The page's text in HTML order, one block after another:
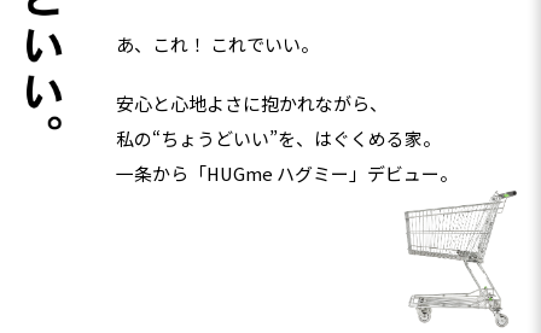
あ、これ！ これでいい。
安心と心地よさに抱かれながら、
私の“ちょうどいい”を、はぐくめる家。
一条から「HUGme ハグミー」デビュー。